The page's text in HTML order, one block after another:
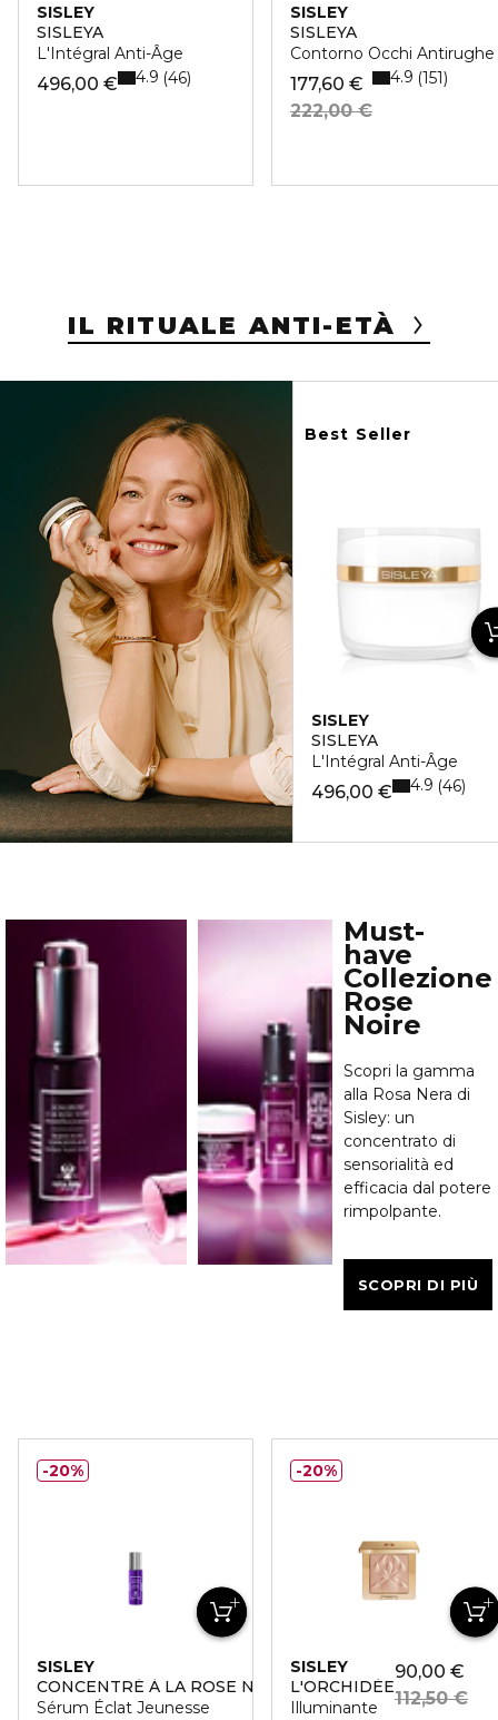
SISLEY
SISLEYA
L'Intégral Anti-Âge
496,00 € 4.9 46
SISLEY
SISLEYA
Contorno Occhi Antirughe
177,60 €
222,00 €
4.9 151
IL RITUALE ANTI-ETÀ
Best Seller
SISLEY
SISLEYA
L'Intégral Anti-Âge
496,00 € 4.9 46
Must-
have
Collezione
Rose
Noire
Scopri la gamma
alla Rosa Nera di
Sisley: un
concentrato di
sensorialità ed
efficacia dal potere
rimpolpante.
SCOPRI DI PIÙ
SISLEY
CONCENTRÉ À LA ROSE NOIRE
Sérum Éclat Jeunesse
20%
SISLEY
L'ORCHIDÉE
Illuminante
90,00 €
112,50 €
20%